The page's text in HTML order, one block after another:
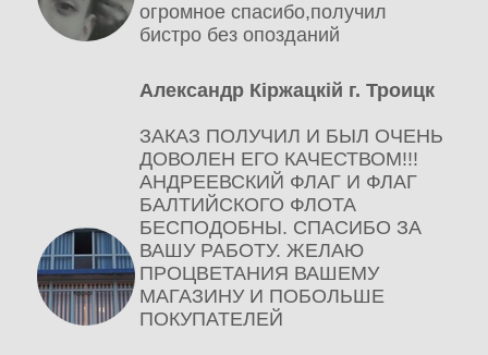
огромное спасибо,получил
бистро без опозданий
Александр Кіржацкій г. Троицк
ЗАКАЗ ПОЛУЧИЛ И БЫЛ ОЧЕНЬ
ДОВОЛЕН ЕГО КАЧЕСТВОМ!!!
АНДРЕЕВСКИЙ ФЛАГ И ФЛАГ
БАЛТИЙСКОГО ФЛОТА
БЕСПОДОБНЫ. СПАСИБО ЗА
ВАШУ РАБОТУ. ЖЕЛАЮ
ПРОЦВЕТАНИЯ ВАШЕМУ
МАГАЗИНУ И ПОБОЛЬШЕ
ПОКУПАТЕЛЕЙ